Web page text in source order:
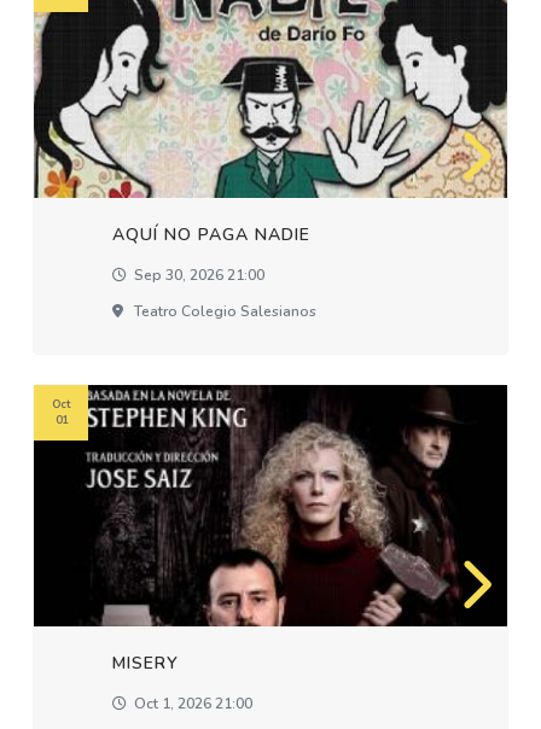
AQUÍ NO PAGA NADIE
Sep 30, 2026 21:00
Teatro Colegio Salesianos
MISERY
Oct 1, 2026 21:00
Oct
01